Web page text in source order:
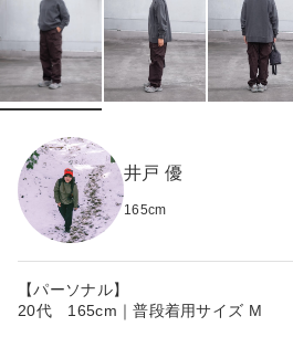
井戸 優
165cm
【パーソナル】
20代 165cm｜普段着用サイズ M